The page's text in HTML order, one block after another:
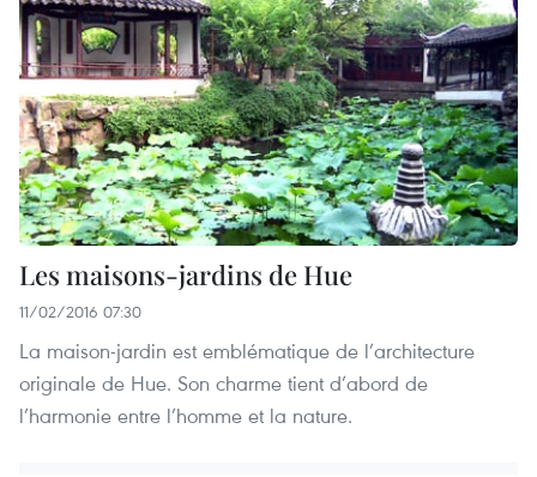
Les maisons-jardins de Hue
11/02/2016 07:30
La maison-jardin est emblématique de l’architecture
originale de Hue. Son charme tient d’abord de
l’harmonie entre l’homme et la nature.